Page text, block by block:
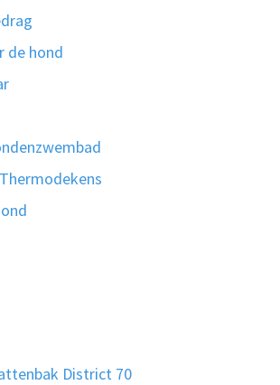
de hond
District 70